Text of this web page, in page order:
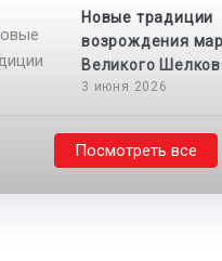
Новые традиции
возрождения
Великого
3 июня 2026
Посмотреть все